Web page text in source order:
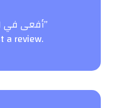
Be the first to review “أفعى في النافذة”
a review.